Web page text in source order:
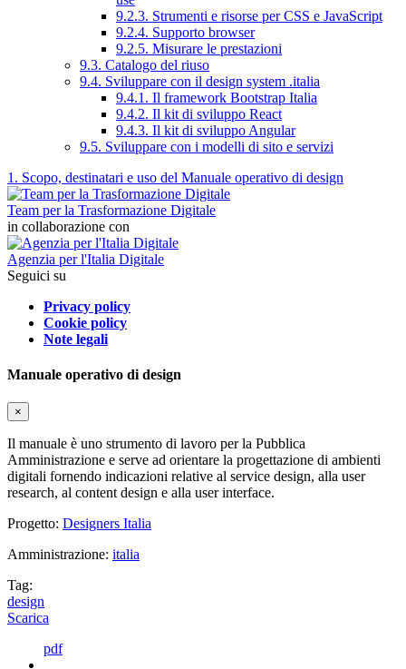
9.2.3. Strumenti e risorse per CSS e JavaScript
9.2.4. Supporto browser
9.2.5. Misurare le prestazioni
9.3. Catalogo del riuso
9.4. Sviluppare con il design system .italia
9.4.1. Il framework Bootstrap Italia
9.4.2. Il kit di sviluppo React
9.4.3. Il kit di sviluppo Angular
9.5. Sviluppare con i modelli di sito e servizi
1. Scopo, destinatari e uso del Manuale operativo di design
Team per la Trasformazione Digitale
in collaborazione con
Agenzia per l'Italia Digitale
Seguici su
Privacy policy
Cookie policy
Note legali
Manuale operativo di design
×
Il manuale è uno strumento di lavoro per la Pubblica
Amministrazione e serve ad orientare la progettazione di ambienti
digitali fornendo indicazioni relative al service design, alla user
research, al content design e alla user interface.
Progetto: Designers Italia
Amministrazione: italia
Tag:
design
Scarica
pdf